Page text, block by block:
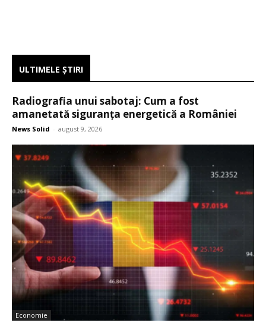
ULTIMELE ŞTIRI
Radiografia unui sabotaj: Cum a fost
amanetată siguranța energetică a României
News Solid - august 9, 2026
Economie